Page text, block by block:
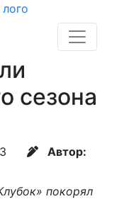
сезона
Автор:
покорял